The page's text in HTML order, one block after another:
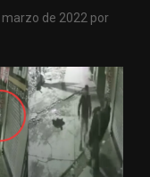
de 2022 por